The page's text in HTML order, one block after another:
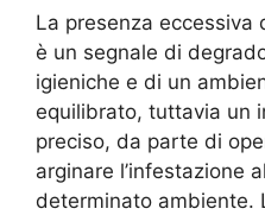
La presenza eccessiva
è un segnale di
igieniche e di un
equilibrato, tuttavia un
preciso, da parte di
arginare l’infestazione
determinato ambiente.